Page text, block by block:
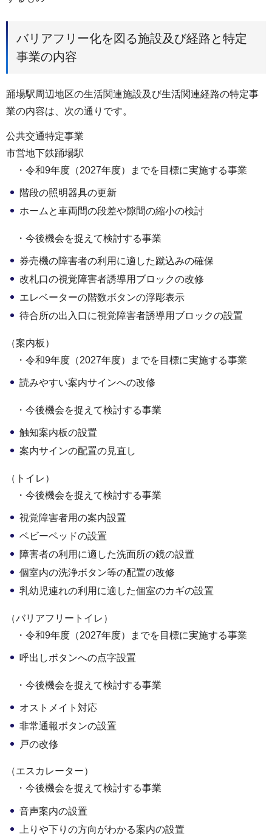
バリアフリー化を図る施設及び経路と特定
事業の内容
踊場駅周辺地区の生活関連施設及び生活関連経路の特定事
業の内容は、次の通りです。
公共交通特定事業
市営地下鉄踊場駅
・令和9年度（2027年度）までを目標に実施する事業
階段の照明器具の更新
ホームと車両間の段差や隙間の縮小の検討
・今後機会を捉えて検討する事業
券売機の障害者の利用に適した蹴込みの確保
改札口の視覚障害者誘導用ブロックの改修
エレベーターの階数ボタンの浮彫表示
待合所の出入口に視覚障害者誘導用ブロックの設置
（案内板）
・令和9年度（2027年度）までを目標に実施する事業
読みやすい案内サインへの改修
・今後機会を捉えて検討する事業
触知案内板の設置
案内サインの配置の見直し
（トイレ）
・今後機会を捉えて検討する事業
視覚障害者用の案内設置
ベビーベッドの設置
障害者の利用に適した洗面所の鏡の設置
個室内の洗浄ボタン等の配置の改修
乳幼児連れの利用に適した個室のカギの設置
（バリアフリートイレ）
・令和9年度（2027年度）までを目標に実施する事業
呼出しボタンへの点字設置
・今後機会を捉えて検討する事業
オストメイト対応
非常通報ボタンの設置
戸の改修
（エスカレーター）
・今後機会を捉えて検討する事業
音声案内の設置
上りや下りの方向がわかる案内の設置